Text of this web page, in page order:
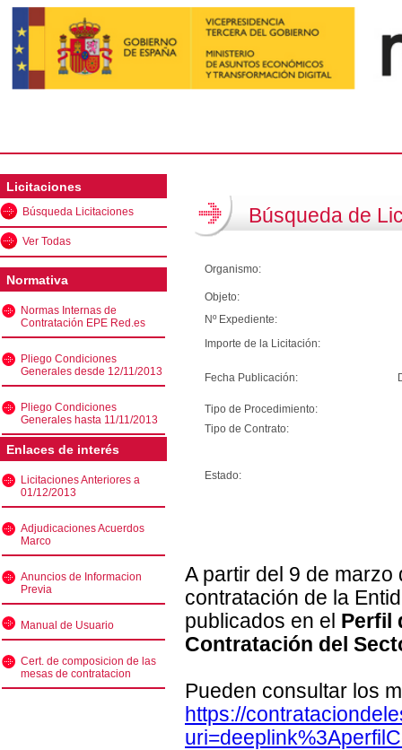
Licitaciones
Búsqueda Licitaciones
Ver Todas
Normativa
Normas Internas de
Contratación EPE Red.es
Pliego Condiciones
Generales desde 12/11/2013
Pliego Condiciones
Generales hasta 11/11/2013
Enlaces de interés
Licitaciones Anteriores a
01/12/2013
Adjudicaciones Acuerdos
Marco
Anuncios de Informacion
Previa
Manual de Usuario
Cert. de composicion de las
mesas de contratacion
Búsqueda de
Organismo:
Objeto:
Nº Expediente:
Importe de la Licitación:
Fecha Publicación:
Tipo de Procedimiento:
Tipo de Contrato:
Estado:
A partir del 9 de
contratación de la
publicados en el Perfil
Contratación del
Pueden consultar los
https://